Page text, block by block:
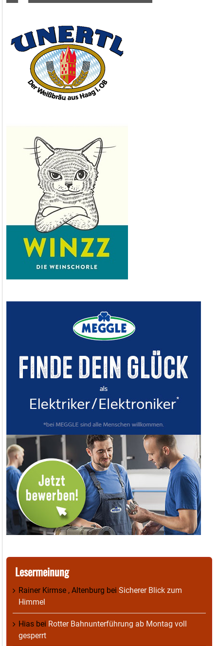
Lesermeinung
Rainer Kirmse , Altenburg bei Sicherer Blick zum
Himmel
Hias bei Rotter Bahnunterführung ab Montag voll
gesperrt